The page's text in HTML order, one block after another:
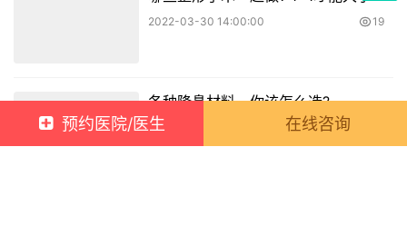
2022-03-10 08:44:00 189
干货!不同年龄更适合哪种抗衰项目?性
价比绝了...
预约医院/医生 在线咨询